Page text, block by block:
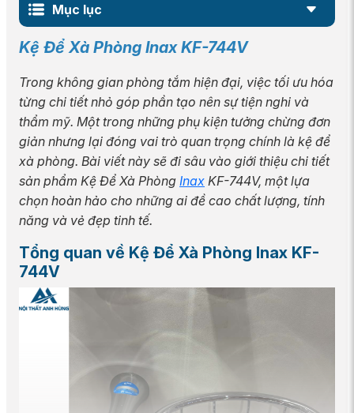
Mục lục
Kệ Để Xà Phòng Inax KF-744V
Trong không gian phòng tắm hiện đại, việc tối ưu hóa
từng chi tiết nhỏ góp phần tạo nên sự tiện nghi và
thẩm mỹ. Một trong những phụ kiện tưởng chừng đơn
giản nhưng lại đóng vai trò quan trọng chính là kệ để
xà phòng. Bài viết này sẽ đi sâu vào giới thiệu chi tiết
sản phẩm Kệ Để Xà Phòng Inax KF-744V, một lựa
chọn hoàn hảo cho những ai đề cao chất lượng, tính
năng và vẻ đẹp tinh tế.
Tổng quan về Kệ Để Xà Phòng Inax KF-
744V